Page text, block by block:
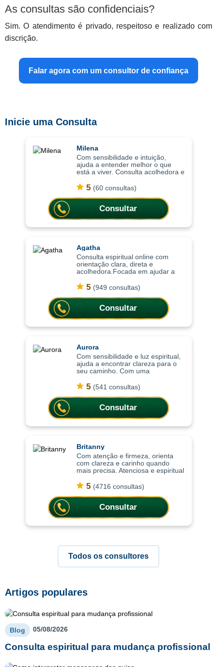
As consultas são confidenciais?
Sim. O atendimento é privado, respeitoso e realizado com
discrição.
Falar agora com um consultor de confiança
Inicie uma Consulta
Milena
Com sensibilidade e intuição,
ajuda a entender melhor o que
está a viver. Consulta acolhedora e
compreender situações com mais
profundidade, trazendo clareza
emoci
5 (60 consultas)
Consultar
Agatha
Consulta espiritual online com
orientação clara, direta e
acolhedora.Focada em ajudar a
trazendo clareza, equilíbrio
emocional e orientação para
decisões importantes da vi
5 (949 consultas)
Consultar
Aurora
Com sensibilidade e luz espiritual,
ajuda a encontrar clareza para o
seu caminho. Com uma
consultas ajudam a compreender
situações, trazer mais leveza
emocional
5 (541 consultas)
Consultar
Britanny
Com atenção e firmeza, orienta
com clareza e carinho quando
mais precisa. Atenciosa e espiritual
consultas ajudam a compreender
situações com mais clareza,
oferecendo or
5 (4716 consultas)
Consultar
Todos os consultores
Artigos populares
Blog 05/08/2026
Consulta espiritual para mudança profissional